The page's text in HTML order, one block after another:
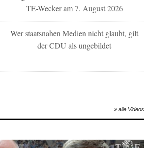
TE-Wecker am 7. August 2026
Wer staatsnahen Medien nicht glaubt, gilt
der CDU als ungebildet
» alle Videos